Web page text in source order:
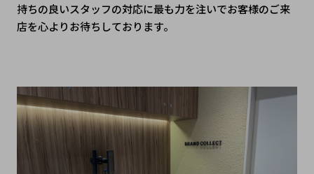
持ちの良いスタッフの対応に最も力を注いでお客様のご来
店を心よりお待ちしております。